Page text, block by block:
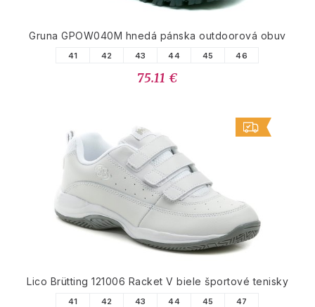
Gruna GPOW040M hnedá pánska outdoorová obuv
41 42 43 44 45 46
75.11 €
Lico Brütting 121006 Racket V biele športové tenisky
41 42 43 44 45 47